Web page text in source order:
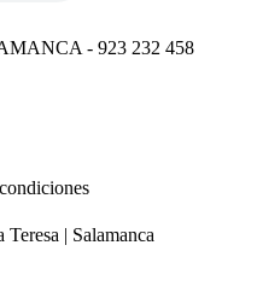
- 923 232 458
| Salamanca